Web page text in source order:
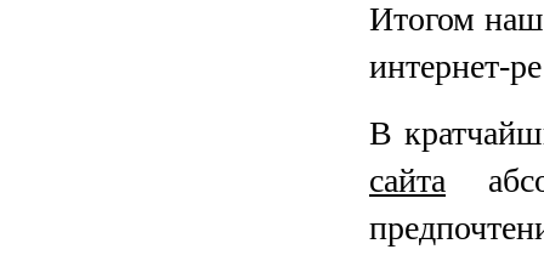
Итогом
интернет-
В
сайта